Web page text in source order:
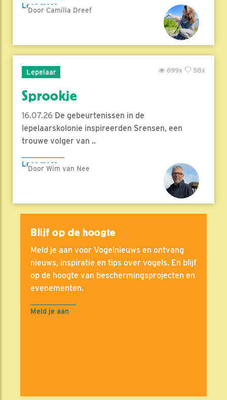
Lees meer
Door Camilla Dreef
Lepelaar 58x
699x
Sprookje
16.07.26 De gebeurtenissen in de
lepelaarskolonie inspireerden Srensen, een
trouwe volger van ..
Lees meer
Door Wim van Nee
Blijf op de hoogte
Meld je aan voor Vogelnieuws en ontvang
nieuws, inspiratie en tips over vogels. En blijf
op de hoogte van beschermingsprojecten en
evenementen.
Meld je aan